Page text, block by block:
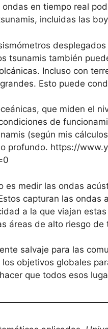
en tiempo real
incluidas las
tsunamis también
Incluso con
Esto puede
que miden el
de
(según mis
profundo. https://
es medir las ondas
capturan las
a la que viajan
áreas de alto riesgo
salvaje para las
objetivos globales
que todos esos